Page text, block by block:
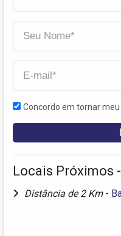
Concordo em tornar
Locais Próximos
Distância de 2 Km -